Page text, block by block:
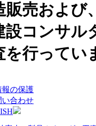
販売および
設コンサル
を行ってい
報の保護
い合わせ